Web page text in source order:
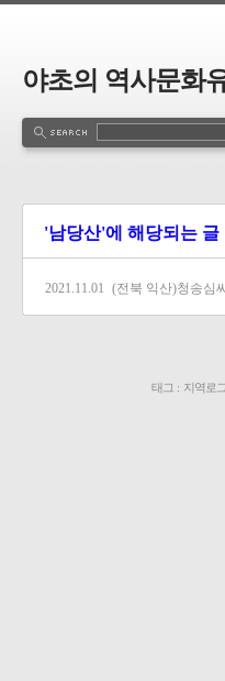
야초의 역사문화
'남당산'에 해당되는 글
2021.11.01 (전북 익산)청송심
태그 : 지역로그